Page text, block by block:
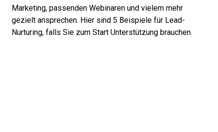
Marketing, passenden Webinaren und vielem mehr
gezielt ansprechen. Hier sind 5 Beispiele für Lead-
Nurturing, falls Sie zum Start Unterstützung brauchen.